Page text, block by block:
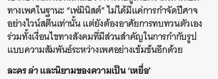
ทางเพศในฐานะ “เฟมินิสต์” ไม่ได้มีแค่การกำจัดปีศาจ
อย่างไวน์สตีนเท่านั้น แต่ยังต้องอาศัยการทบทวนตัวเอง
ร่วมทั้งเงื่อนไขทางสังคมที่มีส่วนสำคัญในการกำกับรูป
แบบความสัมพันธ์ระหว่างเพศอย่างเข้มข้นอีกด้วย
ละครล่าและนิยามของความเป็น ‘เหยื่อ’